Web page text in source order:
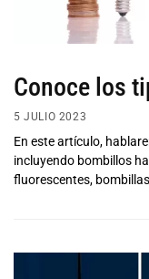
Conoce los
5 JULIO 2023
En este artículo,
incluyendo bombillos
fluorescentes,